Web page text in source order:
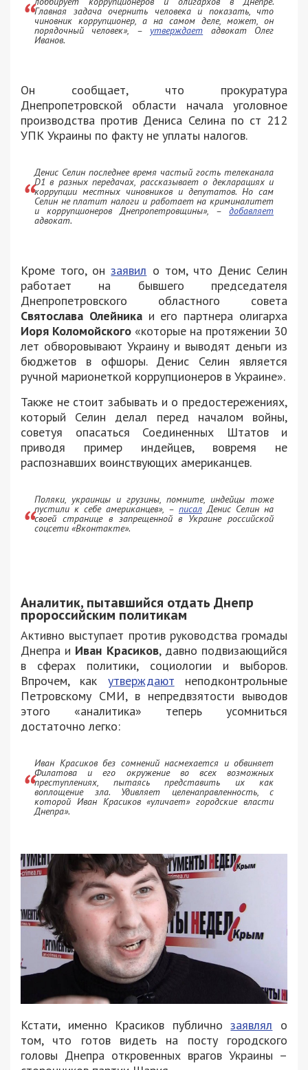
Главная задача очернить человека и показать, что
чиновник коррупционер, а на самом деле, может, он
порядочный человек», – утверждает адвокат Олег
Иванов.
Он сообщает, что прокуратура
Днепропетровской области начала уголовное
производства против Дениса Селина по ст 212
УПК Украины по факту не уплаты налогов.
Денис Селин последнее время частый гость телеканала
D1 в разных передачах, рассказывает о декларациях и
коррупции местных чиновников и депутатов. Но сам
Селин не платит налоги и работает на криминалитет
и коррупционеров Днепропетровщины», – добавляет
адвокат.
Кроме того, онзаявил о том, что Денис Селин
работает на бывшего председателя
Днепропетровского областного совета
Святослава Олейникаи его партнера олигарха
Иоря Коломойского «которые на протяжении 30
лет обворовывают Украину и выводят деньги из
бюджетов в офшоры. Денис Селин является
ручной марионеткой коррупционеров в Украине».
Также не стоит забывать и о предостережениях,
который Селин делал перед началом войны,
советуя опасаться Соединенных Штатов и
приводя пример индейцев, вовремя не
распознавших воинствующих американцев.
Поляки, украинцы и грузины, помните, индейцы тоже
пустили к себе американцев», – писал Денис Селин на
своей странице в запрещенной в Украине российской
соцсети «Вконтакте».
Аналитик, пытавшийся отдать Днепр
пророссийским политикам
Активно выступает против руководства громады
Днепра и Иван Красиков, давно подвизающийся
в сферах политики, социологии и выборов.
Впрочем, как утверждают неподконтрольные
Петровскому СМИ, в непредвзятости выводов
этого «аналитика» теперь усомниться
достаточно легко:
Иван Красиков без сомнений насмехается и обвиняет
Филатова и его окружение во всех возможных
преступлениях, пытаясь представить их как
воплощение зла. Удивляет целенаправленность, с
которой Иван Красиков «уличает» городские власти
Днепра».
Кстати, именно Красиков публичнозаявлял о
том, что готов видеть на посту городского
головы Днепра откровенных врагов Украины –